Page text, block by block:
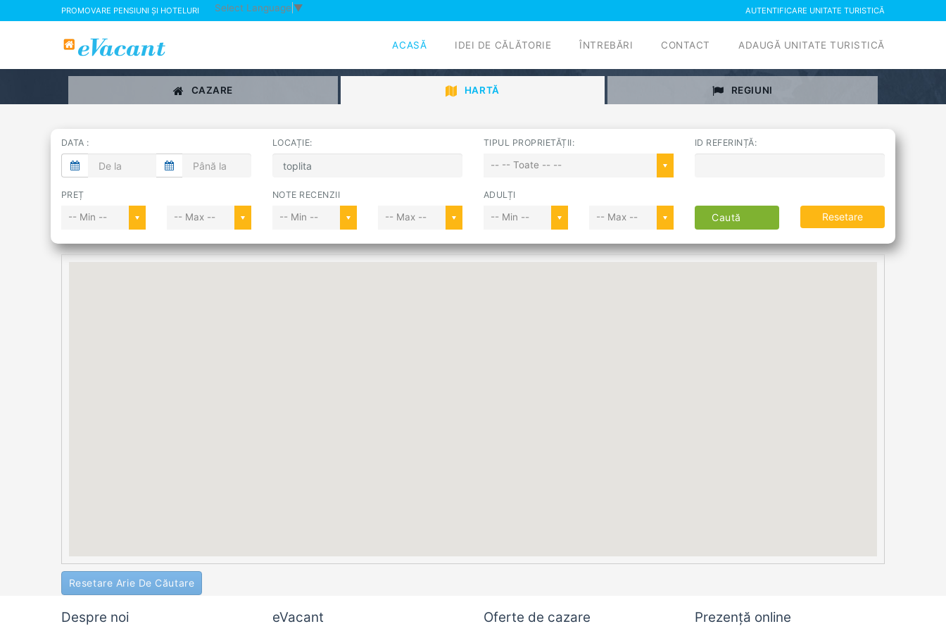
PROMOVARE PENSIUNI ȘI HOTELURI Select Language ▼ AUTENTIFICARE UNITATE TURISTICĂ
ACASĂ IDEI DE CĂLĂTORIE ÎNTREBĂRI CONTACT ADAUGĂ UNITATE TURISTICĂ
CAZARE HARTĂ REGIUNI
DATA : LOCAȚIE: TIPUL PROPRIETĂȚII:
-- -- Toate -- --
ID REFERINȚĂ:
PREȚ
-- Min -- -- Max --
NOTE RECENZII
-- Min -- -- Max --
ADULȚI
-- Min -- -- Max -- Caută Resetare
Resetare Arie De Căutare
Despre noi eVacant Oferte de cazare Prezență online